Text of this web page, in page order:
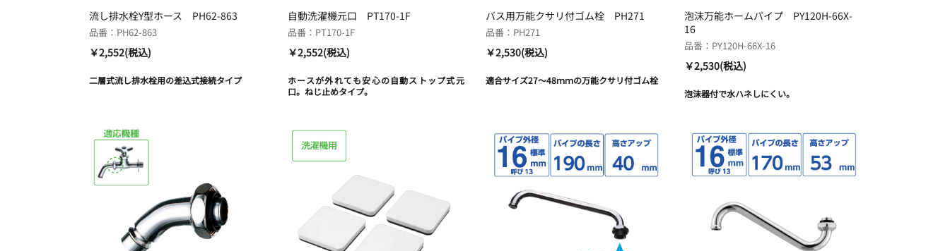
流し排水栓Y型ホース PH62-863
品番：PH62-863
￥2,552(税込)
二層式流し排水栓用の差込式接続タイプ
自動洗濯機元口 PT170-1F
品番：PT170-1F
￥2,552(税込)
ホースが外れても安心の自動ストップ式元
口。ねじ止めタイプ。
バス用万能クサリ付ゴム栓 PH271
品番：PH271
￥2,530(税込)
適合サイズ27～48ｍｍの万能クサリ付ゴム栓
泡沫万能ホームパイプ PY120H-66X-
16
品番：PY120H-66X-16
￥2,530(税込)
泡沫器付で水ハネしにくい。